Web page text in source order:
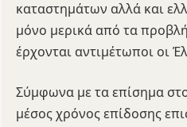
καταστημάτων αλλά και
μόνο μερικά από τα
έρχονται αντιμέτωποι οι
Σύμφωνα με τα επίσημα
μέσος χρόνος επίδοσης